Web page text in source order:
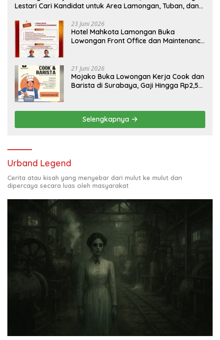
Lestari Cari Kandidat untuk Area Lamongan, Tuban, dan
23 Juni 2026
Hotel Mahkota Lamongan Buka
Lowongan Front Office dan Maintenance
21 Juni 2026
Mojako Buka Lowongan Kerja Cook dan
Barista di Surabaya, Gaji Hingga Rp2,5
Selengkapnya
Urband Legend
Cerita atau kisah yang menyebar dari mulut ke mulut dan
dipercaya secara luas oleh masyarakat